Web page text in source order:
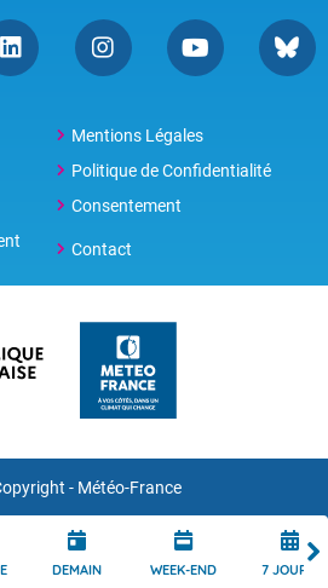
DEMAIN WEEK-END 7 JOURS
Mentions Légales
Politique de Confidentialité
Consentement
Contact
- Météo-France